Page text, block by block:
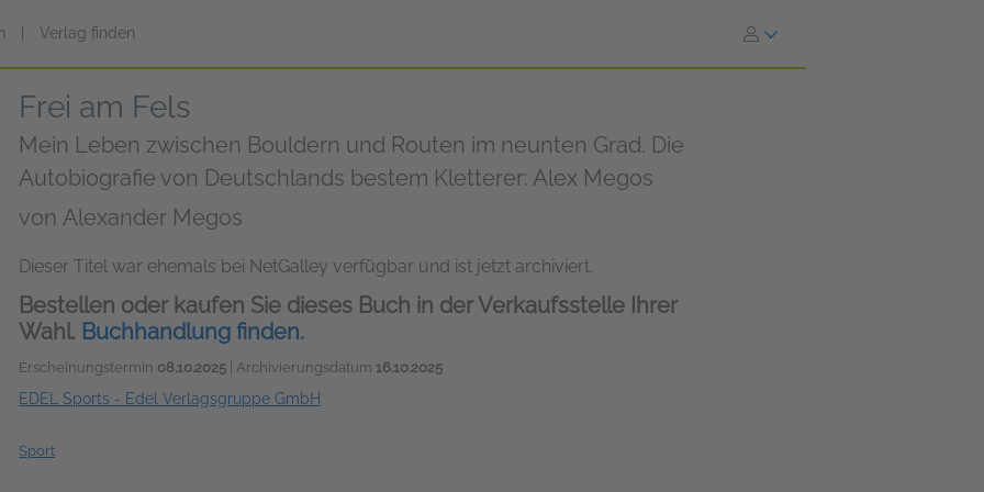
Verlag finden
Frei am Fels
Mein Leben zwischen Bouldern und Routen im neunten Grad. Die
Autobiografie von Deutschlands bestem Kletterer: Alex Megos
von Alexander Megos
Dieser Titel war ehemals bei NetGalley verfügbar und ist jetzt archiviert.
Bestellen oder kaufen Sie dieses Buch in der Verkaufsstelle Ihrer
Wahl. Buchhandlung finden.
Erscheinungstermin 08.10.2025 | Archivierungsdatum 16.10.2025
EDEL Sports - Edel Verlagsgruppe GmbH
Sport